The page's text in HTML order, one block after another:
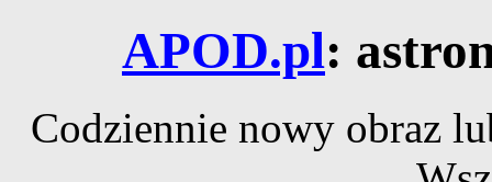
APOD.pl:
Codziennie nowy obraz